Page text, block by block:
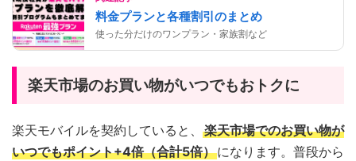
料金プランと各種割引のまとめ
使った分だけのワンプラン・家族割など
楽天市場のお買い物がいつでもおトクに
楽天モバイルを契約していると、 楽天市場でのお買い物が
いつでもポイント+4倍（合計5倍）になります。普段から